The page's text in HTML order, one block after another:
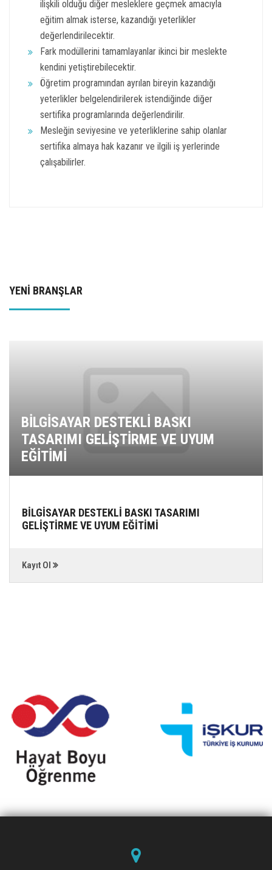
ilişkili olduğu diğer mesleklere geçmek amacıyla
eğitim almak isterse, kazandığı yeterlikler
değerlendirilecektir.
Fark modüllerini tamamlayanlar ikinci bir meslekte
kendini yetiştirebilecektir.
Öğretim programından ayrılan bireyin kazandığı
yeterlikler belgelendirilerek istendiğinde diğer
sertifika programlarında değerlendirilir.
Mesleğin seviyesine ve yeterliklerine sahip olanlar
sertifika almaya hak kazanır ve ilgili iş yerlerinde
çalışabilirler.
YENİ BRANŞLAR
BİLGİSAYAR DESTEKLİ BASKI
TASARIMI GELİŞTİRME VE UYUM
EĞİTİMİ
BİLGİSAYAR DESTEKLİ BASKI TASARIMI
GELİŞTİRME VE UYUM EĞİTİMİ
Kayıt Ol